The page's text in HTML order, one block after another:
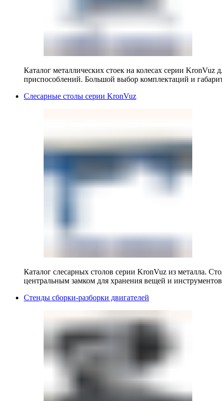
Каталог металлических стоек на колесах серии KronVuz
приспособлений. Большой выбор комплектаций и
Слесарные столы серии KronVuz
Каталог слесарных столов серии KronVuz из металла.
центральным замком для хранения вещей и
Стенды сборки-разборки двигателей